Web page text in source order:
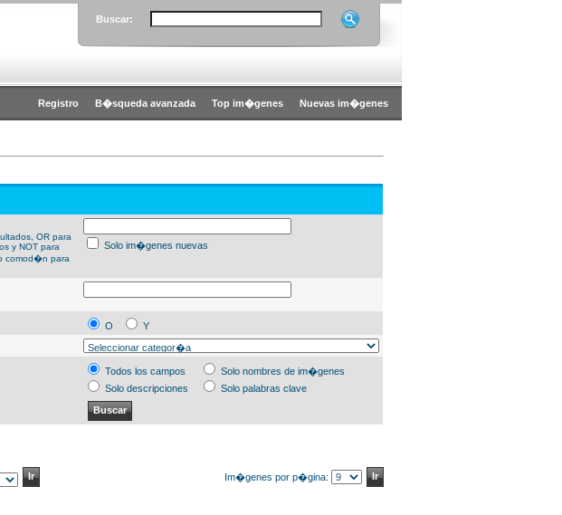
Buscar:
Registro B�squeda avanzada Top im�genes Nuevas im�genes
OR para
y NOT para
comod�n para
Solo im�genes nuevas
O
Y
Todos los campos
Solo nombres de im�genes
Solo descripciones
Solo palabras clave
Im�genes por p�gina: